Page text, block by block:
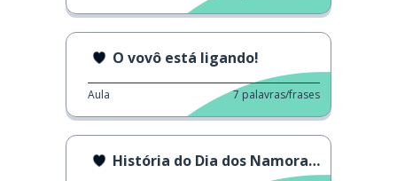
O vovô está ligando!
Aula 7 palavras/frases
História do Dia dos Namorados